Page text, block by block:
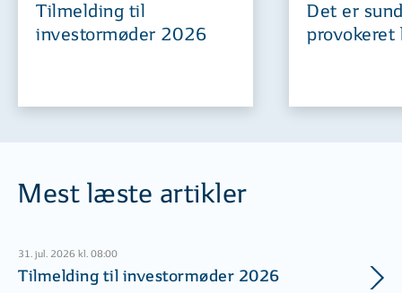
Tilmelding til
investormøder 2026
Det er
provokeret
Mest læste artikler
31. jul. 2026 kl. 08:00
Tilmelding til investormøder 2026